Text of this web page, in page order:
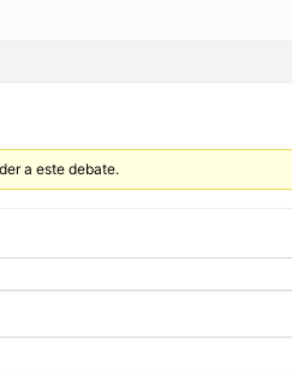
a este debate.